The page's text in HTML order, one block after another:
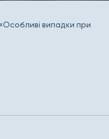
випадки при